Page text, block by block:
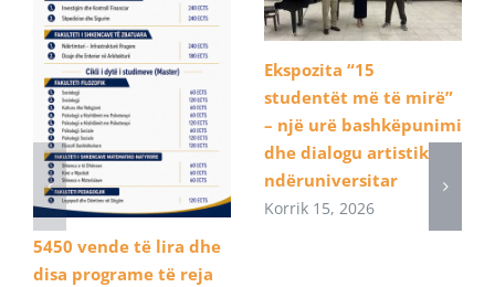
5450 vende të lira dhe
disa programe të reja
Ekspozita “15
studentët më të mirë”
– një urë bashkëpunimi
dhe dialogu artistik
ndëruniversitar
Korrik 15, 2026